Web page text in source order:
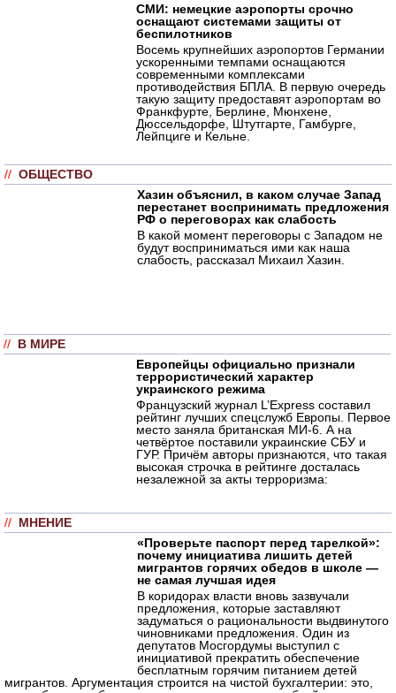
СМИ: немецкие аэропорты срочно
оснащают системами защиты от
беспилотников
Восемь крупнейших аэропортов Германии
ускоренными темпами оснащаются
современными комплексами
противодействия БПЛА. В первую очередь
такую защиту предоставят аэропортам во
Франкфурте, Берлине, Мюнхене,
Дюссельдорфе, Штутгарте, Гамбурге,
Лейпциге и Кельне.
// ОБЩЕСТВО
Хазин объяснил, в каком случае Запад
перестанет воспринимать предложения
РФ о переговорах как слабость
В какой момент переговоры с Западом не
будут восприниматься ими как наша
слабость, рассказал Михаил Хазин.
// В МИРЕ
Европейцы официально признали
террористический характер
украинского режима
Французский журнал L’Express составил
рейтинг лучших спецслужб Европы. Первое
место заняла британская МИ-6. А на
четвёртое поставили украинские СБУ и
ГУР. Причём авторы признаются, что такая
высокая строчка в рейтинге досталась
незалежной за акты терроризма:
// МНЕНИЕ
«Проверьте паспорт перед тарелкой»:
почему инициатива лишить детей
мигрантов горячих обедов в школе —
не самая лучшая идея
В коридорах власти вновь зазвучали
предложения, которые заставляют
задуматься о рациональности выдвинутого
чиновниками предложения. Один из
депутатов Мосгордумы выступил с
инициативой прекратить обеспечение
бесплатным горячим питанием детей
мигрантов. Аргументация строится на чистой бухгалтерии: это,